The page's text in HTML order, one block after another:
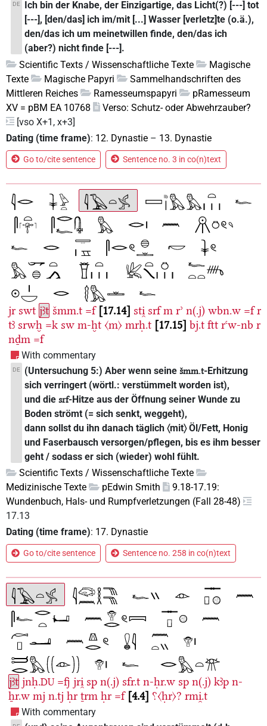
DE
Ich bin der Knabe, der Einzigartige, das Licht(?) [---] tot
[---], [den/das] ich im/mit [...] Wasser [verletz]te (o.ä.),
den/das ich um meinetwillen finde, den/das ich
(aber?) nicht finde [---].
Scientific Texts / Wissenschaftliche Texte
Magische
Texte
Magische Papyri
Sammelhandschriften des
Mittleren Reiches
Ramesseumspapyri
pRamesseum
XV = pBM EA 10768
Verso: Schutz- oder Abwehrzauber?
[vso X+1, x+3]
Dating (time frame): 12. Dynastie – 13. Dynastie
Go to/cite sentence Sentence no. 3 in co(n)text
jr swt jꜣt šmm.t =f 17.14 sti̯ srf m rʾ n(.j) wbn.w =f r
tꜣ srwḫ =k sw m-ḫt 〈m〉 mrḥ.t 17.15 bj.t ftt rꜥw-nb r
nḏm =f
With commentary
DE (Untersuchung 5:) Aber wenn seinešmm.t-Erhitzung
sich verringert (wörtl.: verstümmelt worden ist),
und diesrf-Hitze aus der Öffnung seiner Wunde zu
Boden strömt (= sich senkt, weggeht),
dann sollst du ihn danach täglich 〈mit〉 Öl/Fett, Honig
und Faserbausch versorgen/pflegen, bis es ihm besser
geht / sodass er sich (wieder) wohl fühlt.
Scientific Texts / Wissenschaftliche Texte
Medizinische Texte
pEdwin Smith
9.18-17.19:
Wundenbuch, Hals- und Rumpfverletzungen (Fall 28-48)
17.13
Dating (time frame): 17. Dynastie
Go to/cite sentence Sentence no. 258 in co(n)text
jꜣt jnḥ.DU =fj jri̯ sp n(.j) sfr.t n-ḥr.w sp n(.j) kꜣp n-
ẖr.w mj n.tj ḥr ṯrm ḥr =f 4.4 ⸮〈ḥr〉? rmi̯.t
With commentary